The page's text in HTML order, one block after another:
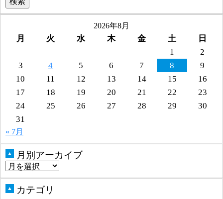
2026年8月
月 火 水 木 金 土
日
1
2
3
4 5 6 7 8
9
10
11 12 13 14 15
16
17
18 19 20 21 22
23
24
25 26 27 28 29
30
31
« 7月
▲ 月別アーカイブ
▲ カテゴリ